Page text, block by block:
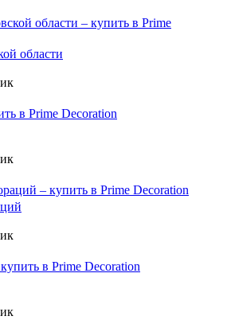
области